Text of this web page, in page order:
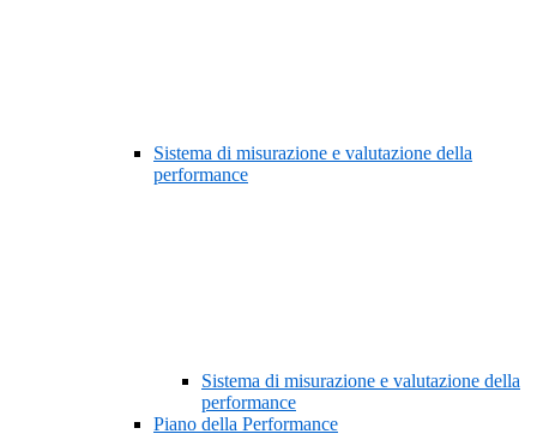
Sistema di misurazione e valutazione della
performance
Sistema di misurazione e valutazione della
performance
Piano della Performance